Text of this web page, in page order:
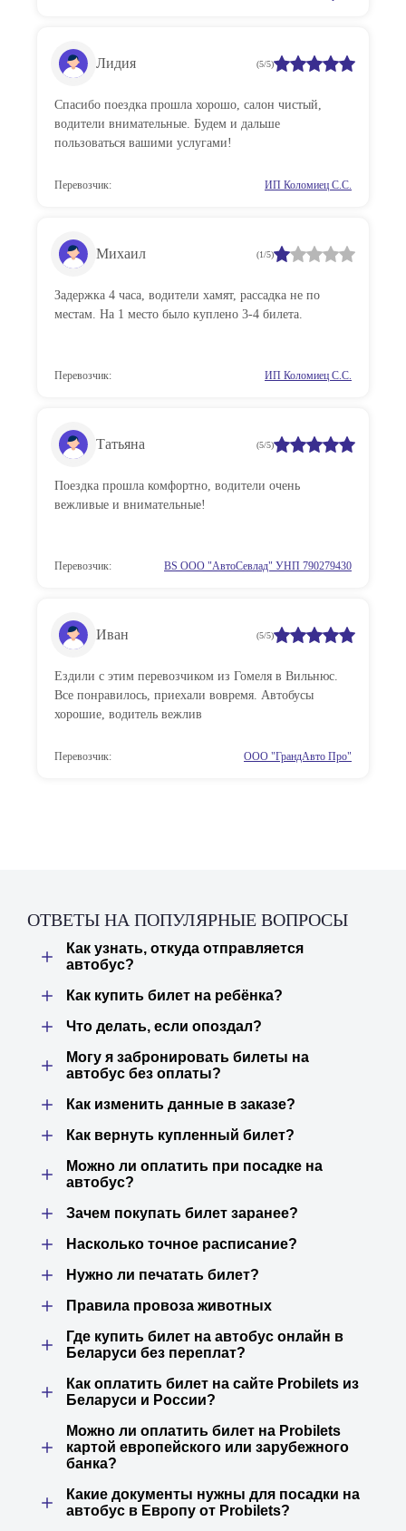
Лидия (5/5)
Спасибо поездка прошла хорошо, салон чистый,
водители внимательные. Будем и дальше
пользоваться вашими услугами!
Перевозчик: ИП Коломиец С.С.
Михаил (1/5)
Задержка 4 часа, водители хамят, рассадка не по
местам. На 1 место было куплено 3-4 билета.
Перевозчик: ИП Коломиец С.С.
Татьяна (5/5)
Поездка прошла комфортно, водители очень
вежливые и внимательные!
Перевозчик: BS ООО "АвтоСевлад" УНП 790279430
Иван (5/5)
Ездили с этим перевозчиком из Гомеля в Вильнюс.
Все понравилось, приехали вовремя. Автобусы
хорошие, водитель вежлив
Перевозчик: ООО "ГрандАвто Про"
ОТВЕТЫ НА ПОПУЛЯРНЫЕ ВОПРОСЫ
Как узнать, откуда отправляется
автобус?
Как купить билет на ребёнка?
Что делать, если опоздал?
Могу я забронировать билеты на
автобус без оплаты?
Как изменить данные в заказе?
Как вернуть купленный билет?
Можно ли оплатить при посадке на
автобус?
Зачем покупать билет заранее?
Насколько точное расписание?
Нужно ли печатать билет?
Правила провоза животных
Где купить билет на автобус онлайн в
Беларуси без переплат?
Как оплатить билет на сайте Probilets из
Беларуси и России?
Можно ли оплатить билет на Probilets
картой европейского или зарубежного
банка?
Какие документы нужны для посадки на
автобус в Европу от Probilets?